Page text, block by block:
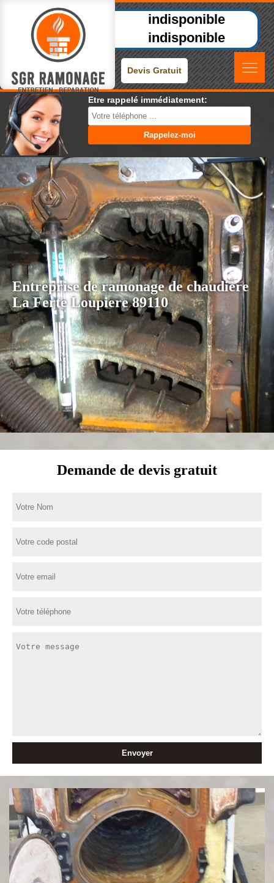
indisponible
indisponible
Devis Gratuit
Etre rappelé immédiatement:
Entreprise de ramonage de chaudière
La Ferte Loupiere 89110
Demande de devis gratuit